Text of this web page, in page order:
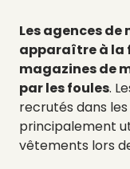
Les agences
apparaître à la
magazines de
par les foules.
recrutés dans
principalement
vêtements lors